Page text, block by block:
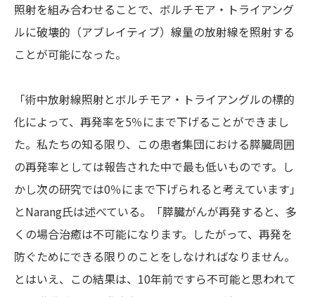
照射を組み合わせることで、ボルチモア・トライアング
ルに破壊的（アブレイティブ）線量の放射線を照射する
ことが可能になった。
「術中放射線照射とボルチモア・トライアングルの標的
化によって、再発率を5％にまで下げることができまし
た。私たちの知る限り、この患者集団における膵臓周囲
の再発率としては報告された中で最も低いものです。し
かし次の研究では0％にまで下げられると考えています」
とNarang氏は述べている。「膵臓がんが再発すると、多
くの場合治癒は不可能になります。したがって、再発を
防ぐためにできる限りのことをしなければなりません。
とはいえ、この結果は、10年前ですら不可能と思われて